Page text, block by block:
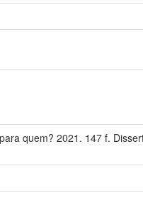
quem? 2021. 147 f.